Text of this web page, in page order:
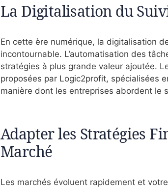
La Digitalisation du
En cette ère numérique, la digitalisation
incontournable. L’automatisation des
stratégies à plus grande valeur ajoutée.
proposées par Logic2profit, spécialisées
manière dont les entreprises abordent le
Adapter les Stratégies
Marché
Les marchés évoluent rapidement et